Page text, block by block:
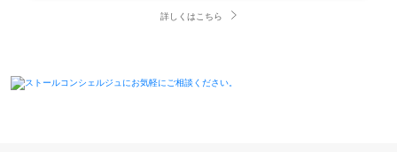
詳しくはこちら